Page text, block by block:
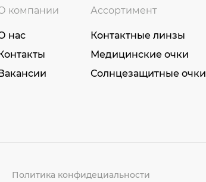
компании
нас
Ассортимент
Контактные линзы
Медицинские очки
Солнцезащитные очки
Политика конфидециальности